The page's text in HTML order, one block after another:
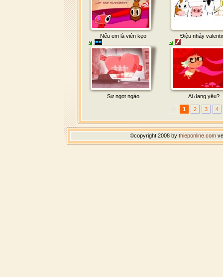
Nếu em là viên kẹo Điệu nhảy
Sự ngọt ngào Ai đang yêu?
1 2 3 4
©copyright 2008 by thieponline.com